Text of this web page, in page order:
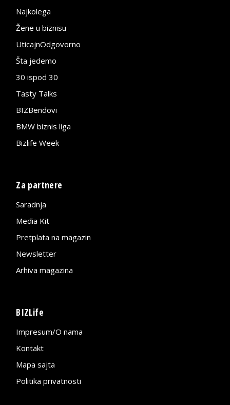
Najkolega
Žene u biznisu
UticajnOdgovorno
Šta jedemo
30 ispod 30
Tasty Talks
BIZBendovi
BMW biznis liga
Bizlife Week
Za partnere
Saradnja
Media Kit
Pretplata na magazin
Newsletter
Arhiva magazina
BIZLife
Impresum/O nama
Kontakt
Mapa sajta
Politika privatnosti